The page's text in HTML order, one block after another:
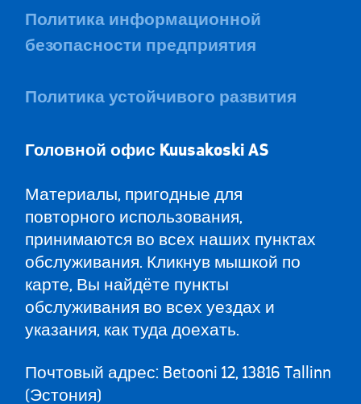
Политика информационной
безопасности предприятия
Политика устойчивого развития
Головной офис Kuusakoski AS
Материалы, пригодные для
повторного использования,
принимаются во всех наших пунктах
обслуживания. Кликнув мышкой по
карте, Вы найдёте пункты
обслуживания во всех уездах и
указания, как туда доехать.
Почтовый адрес: Betooni 12, 13816 Tallinn
(Эстония)